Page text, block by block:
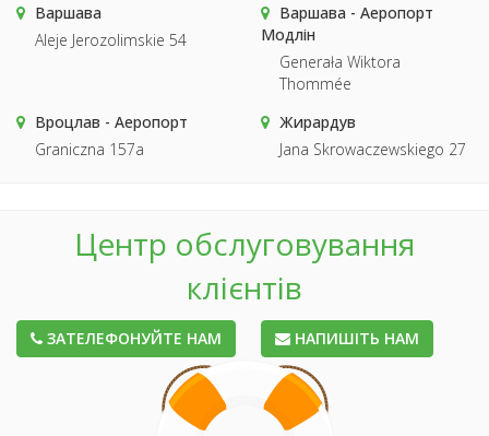
Варшава
Aleje Jerozolimskie 54
Варшава - Аеропорт
Модлін
Generała Wiktora
Thommée
Вроцлав - Аеропорт
Graniczna 157a
Жирардув
Jana Skrowaczewskiego 27
Центр обслуговування
клієнтів
ЗАТЕЛЕФОНУЙТЕ НАМ НАПИШІТЬ НАМ